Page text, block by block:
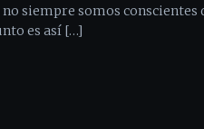
siempre somos conscientes
es así […]